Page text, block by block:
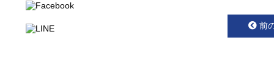
前